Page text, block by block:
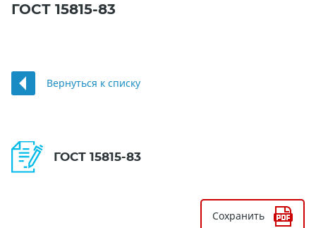
ГОСТ 15815-83
Вернуться к списку
ГОСТ 15815-83
Сохранить